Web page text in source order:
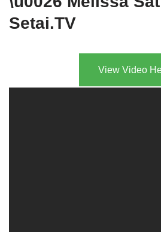
Setai.TV
View Video